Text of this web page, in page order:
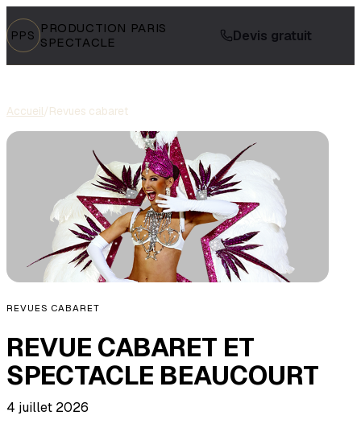
PPS PRODUCTION PARIS
SPECTACLE
Devis gratuit
Accueil/Revues cabaret
REVUES CABARET
REVUE CABARET ET
SPECTACLE BEAUCOURT
4 juillet 2026